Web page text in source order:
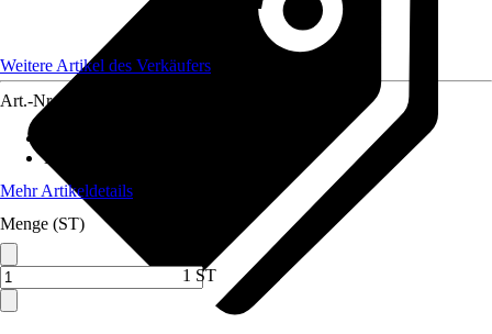
Weitere Artikel des Verkäufers
Art.-Nr.
Material Klinge
Mehr Artikeldetails
Menge (ST)
1 ST